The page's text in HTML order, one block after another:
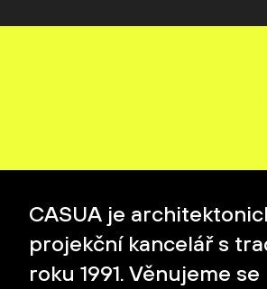
CASUA je
projekční kancelář s
roku 1991. Věnujeme se